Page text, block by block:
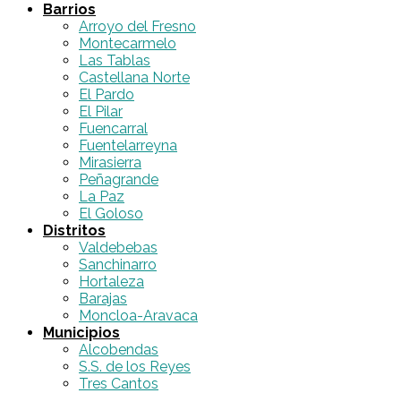
Barrios
Arroyo del Fresno
Montecarmelo
Las Tablas
Castellana Norte
El Pardo
El Pilar
Fuencarral
Fuentelarreyna
Mirasierra
Peñagrande
La Paz
El Goloso
Distritos
Valdebebas
Sanchinarro
Hortaleza
Barajas
Moncloa-Aravaca
Municipios
Alcobendas
S.S. de los Reyes
Tres Cantos